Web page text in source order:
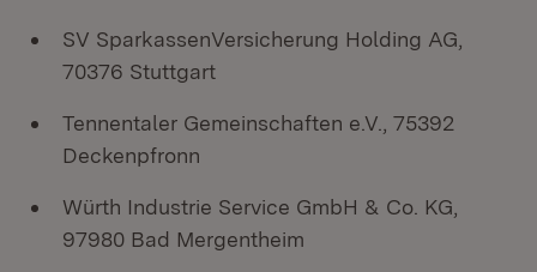
SV SparkassenVersicherung Holding AG,
70376 Stuttgart
Tennentaler Gemeinschaften e.V., 75392
Deckenpfronn
Würth Industrie Service GmbH & Co. KG,
97980 Bad Mergentheim